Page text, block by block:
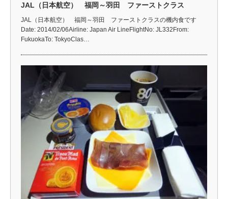
JAL（日本航空） 福岡～羽田 ファーストクラス
JAL（日本航空） 福岡～羽田 ファーストクラスの機内食です
Date: 2014/02/06Airline: Japan Air LineFlightNo: JL332From:
FukuokaTo: TokyoClas…